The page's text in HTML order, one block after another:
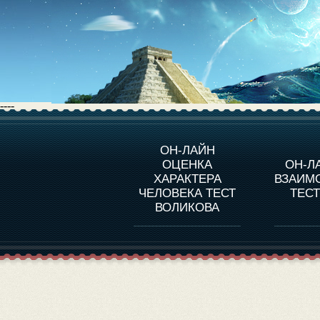
----
ОН-ЛАЙН
ОЦЕНКА
ХАРАКТЕРА
ЧЕЛОВЕКА ТЕСТ
ВОЛИКОВА
ОН-
О ПРОГРАММЕ
ОЦЕНКА ХАРАКТЕРA
ЧЕЛОВЕКА
ОЦЕНКА ХАРАКТЕРА
ВЫДАЮЩИХСЯ
ЛИЧНОСТЕЙ